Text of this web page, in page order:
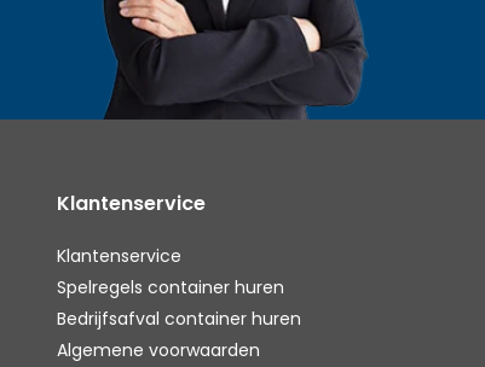
Klantenservice
Klantenservice
Spelregels container huren
Bedrijfsafval container huren
Algemene voorwaarden